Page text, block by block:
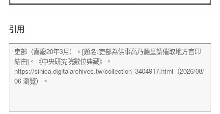
引用